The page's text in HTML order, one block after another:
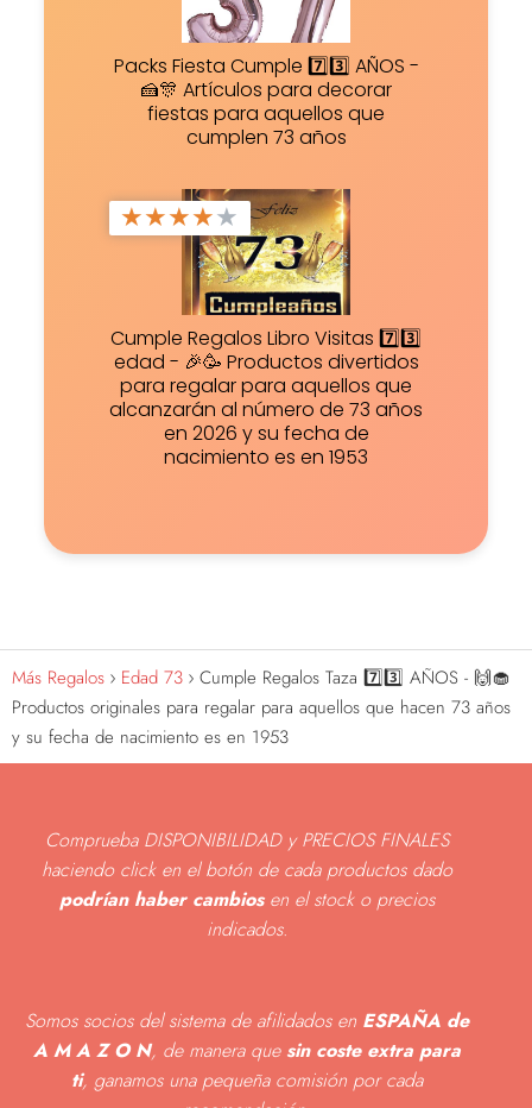
Packs Fiesta Cumple 7️⃣3️⃣ AÑOS -
🍰🎊 Artículos para decorar
fiestas para aquellos que
cumplen 73 años
★★★★★
Cumple Regalos Libro Visitas 7️⃣3️⃣
edad - 🎉🥳 Productos divertidos
para regalar para aquellos que
alcanzarán al número de 73 años
en 2026 y su fecha de
nacimiento es en 1953
Más Regalos Edad 73
Cumple Regalos Taza 7️⃣3️⃣ AÑOS - 🙌🧁
Productos originales para regalar para aquellos que hacen 73 años
y su fecha de nacimiento es en 1953
Comprueba DISPONIBILIDAD y PRECIOS FINALES
haciendo click en el botón de cada productos dado
podrían haber cambiosen el stock o precios
indicados.
Somos socios del sistema de afilidados en ESPAÑA de
A M A Z O N, de manera que sin coste extra para
ti, ganamos una pequeña comisión por cada